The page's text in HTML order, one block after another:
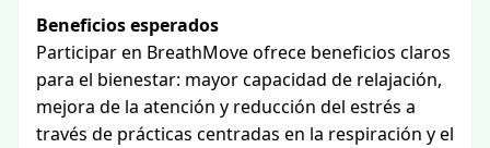
Beneficios esperados
Participar en BreathMove ofrece beneficios claros
para el bienestar: mayor capacidad de relajación,
mejora de la atención y reducción del estrés a
través de prácticas centradas en la respiración y el